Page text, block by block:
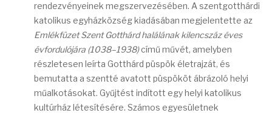
rendezvényeinek megszervezésében. A szentgotthárdi
katolikus egyházközség kiadásában megjelentette az
Emlékfüzet Szent Gotthárd halálának kilencszáz éves
évfordulójára (1038–1938)című művét, amelyben
részletesen leírta Gotthárd püspök életrajzát, és
bemutatta a szentté avatott püspököt ábrázoló helyi
műalkotásokat. Gyűjtést indított egy helyi katolikus
kultúrház létesítésére. Számos egyesületnek